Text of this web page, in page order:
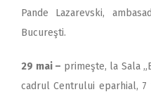
Pande Lazarevski,
Bucureşti.
29 mai – primeşte, la Sala
cadrul Centrului eparhial,